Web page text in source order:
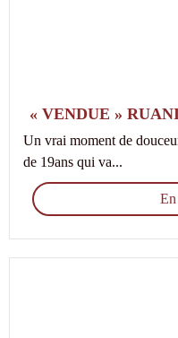
« VENDUE »
Un vrai moment de
de 19ans qui va...